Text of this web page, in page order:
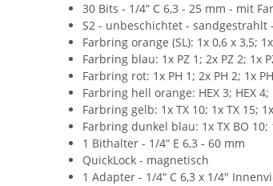
30 Bits - 1/4“ C 6,3 - 25 mm - mit
S2 - unbeschichtet - sandgestrahlt
Farbring orange (SL): 1x 0,6 x 3,5;
Farbring blau: 1x PZ 1; 2x PZ 2; 1x
Farbring rot: 1x PH 1; 2x PH 2; 1x
Farbring hell orange: HEX 3; HEX 4;
Farbring gelb: 1x TX 10; 1x TX 15;
Farbring dunkel blau: 1x TX BO 10;
1 Bithalter - 1/4“ E 6,3 - 60 mm
QuickLock - magnetisch
1 Adapter - 1/4“ C 6,3 x 1/4"